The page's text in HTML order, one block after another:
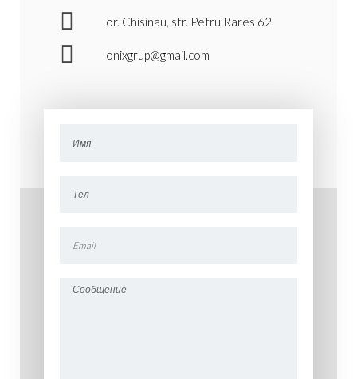
or. Chisinau, str. Petru Rares 62
onixgrup@gmail.com